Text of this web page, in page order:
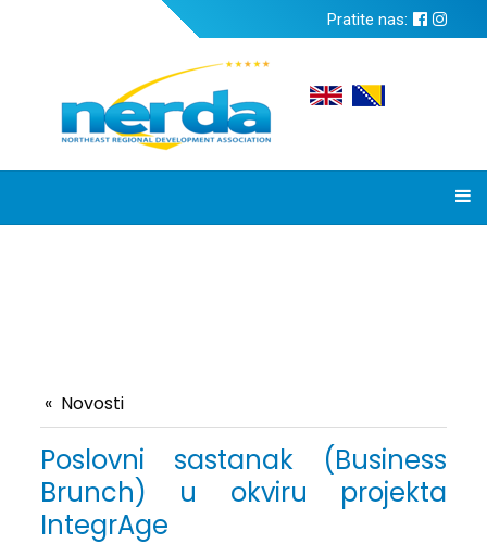
Pratite nas:
Novosti
Poslovni sastanak (Business
Brunch) u okviru projekta
IntegrAge